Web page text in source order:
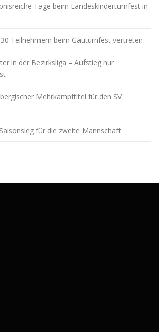
Tage beim Landeskinderturnfest in
Teilnehmern beim Gauturnfest vertreten
in der Bezirksliga – Aufstieg nur
Mehrkampftitel für den SV
für die zweite Mannschaft